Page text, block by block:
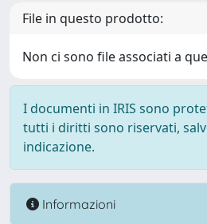
File in questo prodotto:
Non ci sono file associati a
I documenti in IRIS sono
tutti i diritti sono riservati,
indicazione.
Informazioni